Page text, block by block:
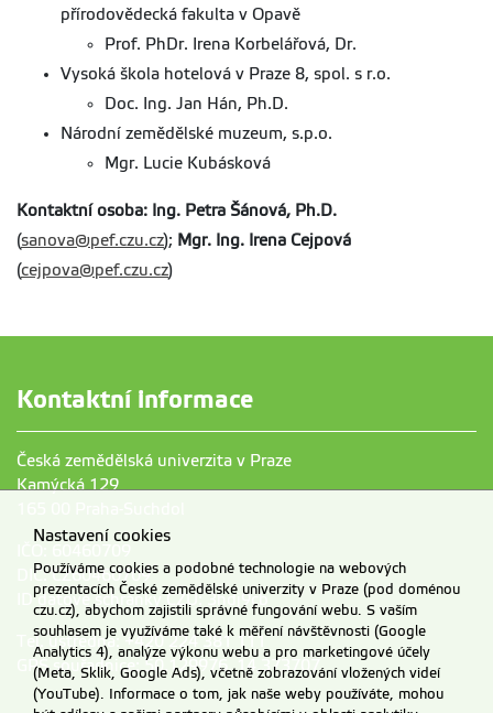
přírodovědecká fakulta v Opavě
Prof. PhDr. Irena Korbelářová, Dr.
Vysoká škola hotelová v Praze 8, spol. s r.o.
Doc. Ing. Jan Hán, Ph.D.
Národní zemědělské muzeum, s.p.o.
Mgr. Lucie Kubásková
Kontaktní osoba: Ing. Petra Šánová, Ph.D.
(sanova@pef.czu.cz); Mgr. Ing. Irena Cejpová
(cejpova@pef.czu.cz)
Kontaktní informace
Česká zemědělská univerzita v Praze
Kamýcká 129
DIČ: CZ60460709
ID datové schránky ČZU: 3hdj9cb
Tel. ústředna: +420 224 381 111
GPS souřadnice: 50,129976, 14,373707
Nastavení cookies
Používáme cookies a podobné technologie na webových
prezentacích České zemědělské univerzity v Praze (pod doménou
czu.cz), abychom zajistili správné fungování webu. S vaším
souhlasem je využíváme také k měření návštěvnosti (Google
Analytics 4), analýze výkonu webu a pro marketingové účely
(Meta, Sklik, Google Ads), včetně zobrazování vložených videí
(YouTube). Informace o tom, jak naše weby používáte, mohou